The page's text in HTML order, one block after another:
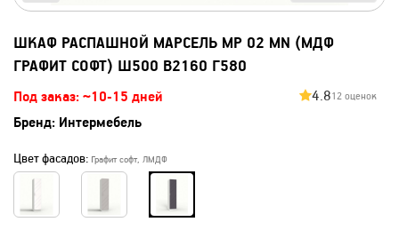
ШКАФ РАСПАШНОЙ МАРСЕЛЬ МР 02 MN (МДФ
ГРАФИТ СОФТ) Ш500 В2160 Г580
Под заказ: ~10-15 дней 4.812 оценок
Бренд: Интермебель
Цвет фасадов: Графит софт, ЛМДФ